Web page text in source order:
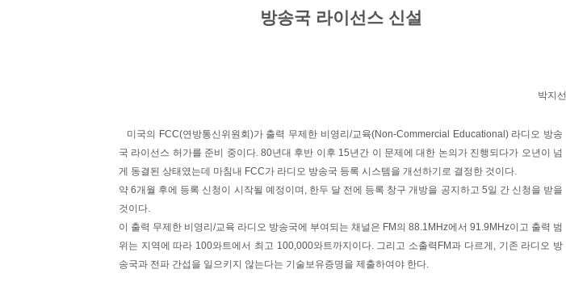
방송국 라이선스 신설
박지선
미국의 FCC(연방통신위원회)가 출력 무제한 비영리/교육(Non-Commercial Educational) 라디오 방송
국 라이선스 허가를 준비 중이다. 80년대 후반 이후 15년간 이 문제에 대한 논의가 진행되다가 오년이 넘
게 동결된 상태였는데 마침내 FCC가 라디오 방송국 등록 시스템을 개선하기로 결정한 것이다.
약 6개월 후에 등록 신청이 시작될 예정이며, 한두 달 전에 등록 창구 개방을 공지하고 5일 간 신청을 받을
것이다.
이 출력 무제한 비영리/교육 라디오 방송국에 부여되는 채널은 FM의 88.1MHz에서 91.9MHz이고 출력 범
위는 지역에 따라 100와트에서 최고 100,000와트까지이다. 그리고 소출력FM과 다르게, 기존 라디오 방
송국과 전파 간섭을 일으키지 않는다는 기술보유증명을 제출하여야 한다.